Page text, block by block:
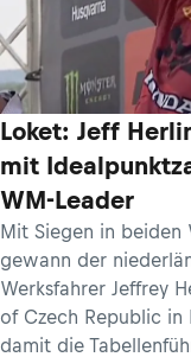
Loket: Jeff
mit
WM-Leader
Mit Siegen in beiden
gewann der
Werksfahrer Jeffrey
of Czech Republic in
damit die